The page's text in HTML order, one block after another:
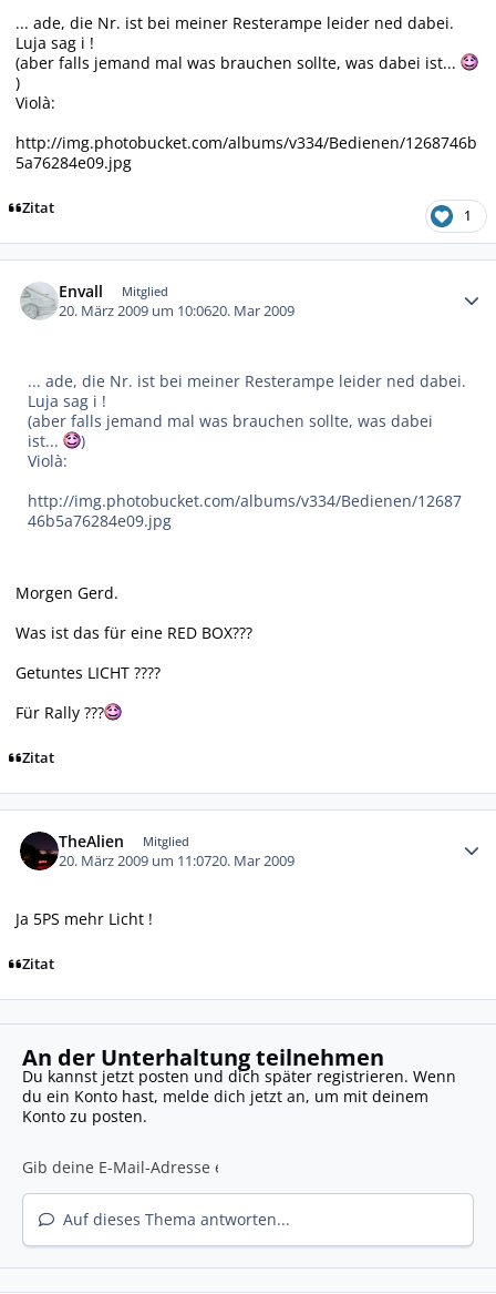
... ade, die Nr. ist bei meiner Resterampe leider ned dabei.
Luja sag i !
(aber falls jemand mal was brauchen sollte, was dabei ist...
)
Violà:
http://img.photobucket.com/albums/v334/Bedienen/1268746b
5a76284e09.jpg
Zitat 1
Envall Mitglied
20. März 2009 um 10:0620. Mar 2009
... ade, die Nr. ist bei meiner Resterampe leider ned dabei.
Luja sag i !
(aber falls jemand mal was brauchen sollte, was dabei
ist...
)
Violà:
http://img.photobucket.com/albums/v334/Bedienen/12687
46b5a76284e09.jpg
Morgen Gerd.
Was ist das für eine RED BOX???
Getuntes LICHT ????
Für Rally ???
Zitat
TheAlien Mitglied
20. März 2009 um 11:0720. Mar 2009
Ja 5PS mehr Licht !
Zitat
An der Unterhaltung teilnehmen
Du kannst jetzt posten und dich später registrieren. Wenn
du ein Konto hast, melde dich jetzt an, um mit deinem
Konto zu posten.
Auf dieses Thema antworten...